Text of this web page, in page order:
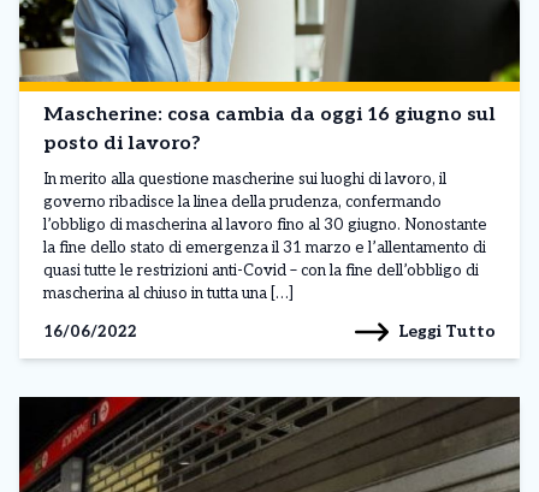
Mascherine: cosa cambia da oggi 16 giugno sul
posto di lavoro?
In merito alla questione mascherine sui luoghi di lavoro, il
governo ribadisce la linea della prudenza, confermando
l’obbligo di mascherina al lavoro fino al 30 giugno. Nonostante
la fine dello stato di emergenza il 31 marzo e l’allentamento di
quasi tutte le restrizioni anti-Covid – con la fine dell’obbligo di
mascherina al chiuso in tutta una […]
16/06/2022
Leggi Tutto